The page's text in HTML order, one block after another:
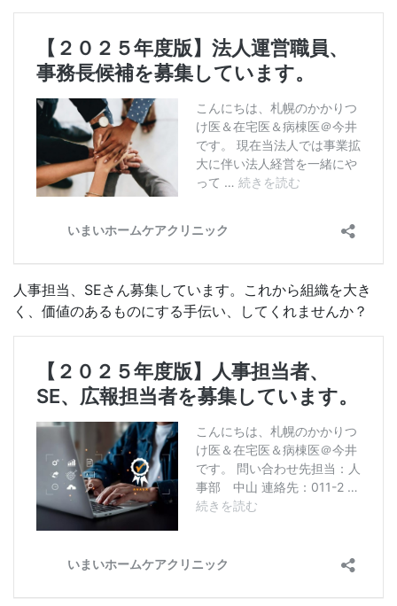
人事担当、SEさん募集しています。これから組織を大き
く、価値のあるものにする手伝い、してくれませんか？